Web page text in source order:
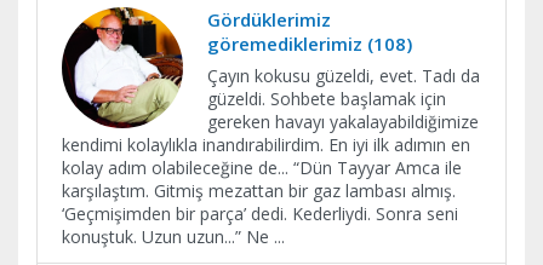
Gördüklerimiz
göremediklerimiz (108)
Çayın kokusu güzeldi, evet. Tadı da
güzeldi. Sohbete başlamak için
gereken havayı yakalayabildiğimize
kendimi kolaylıkla inandırabilirdim. En iyi ilk adımın en
kolay adım olabileceğine de... “Dün Tayyar Amca ile
karşılaştım. Gitmiş mezattan bir gaz lambası almış.
‘Geçmişimden bir parça’ dedi. Kederliydi. Sonra seni
konuştuk. Uzun uzun...” Ne ...